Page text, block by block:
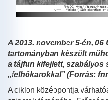
A 2013. november 5-én, 06
tartományban készült
a tájfun kifejlett, szabályos
„felhőkarokkal” (Forrás:
A ciklon középpontja